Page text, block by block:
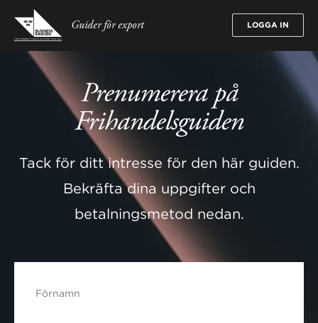
Guider för export LOGGA IN
Prenumerera på
Frihandelsguiden
Tack för ditt intresse för den här guiden.
Bekräfta dina uppgifter och
betalningsmetod nedan.
Förnamn